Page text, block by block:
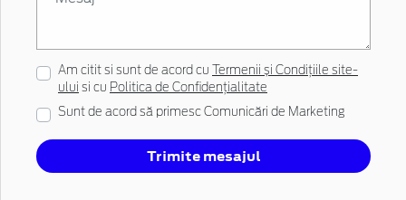
Am citit si sunt de acord cu
Termenii și Condițiile site-
ului si cu Politica de Confidențialitate
Sunt de acord să primesc Comunicări de Marketing
Trimite mesajul